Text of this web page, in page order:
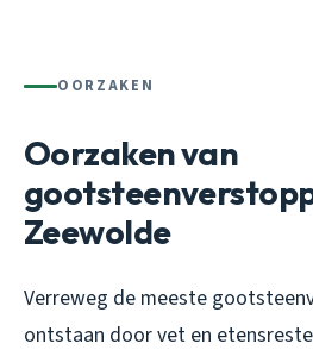
OORZAKEN
Oorzaken van
Zeewolde
Verreweg de meeste
ontstaan door vet en